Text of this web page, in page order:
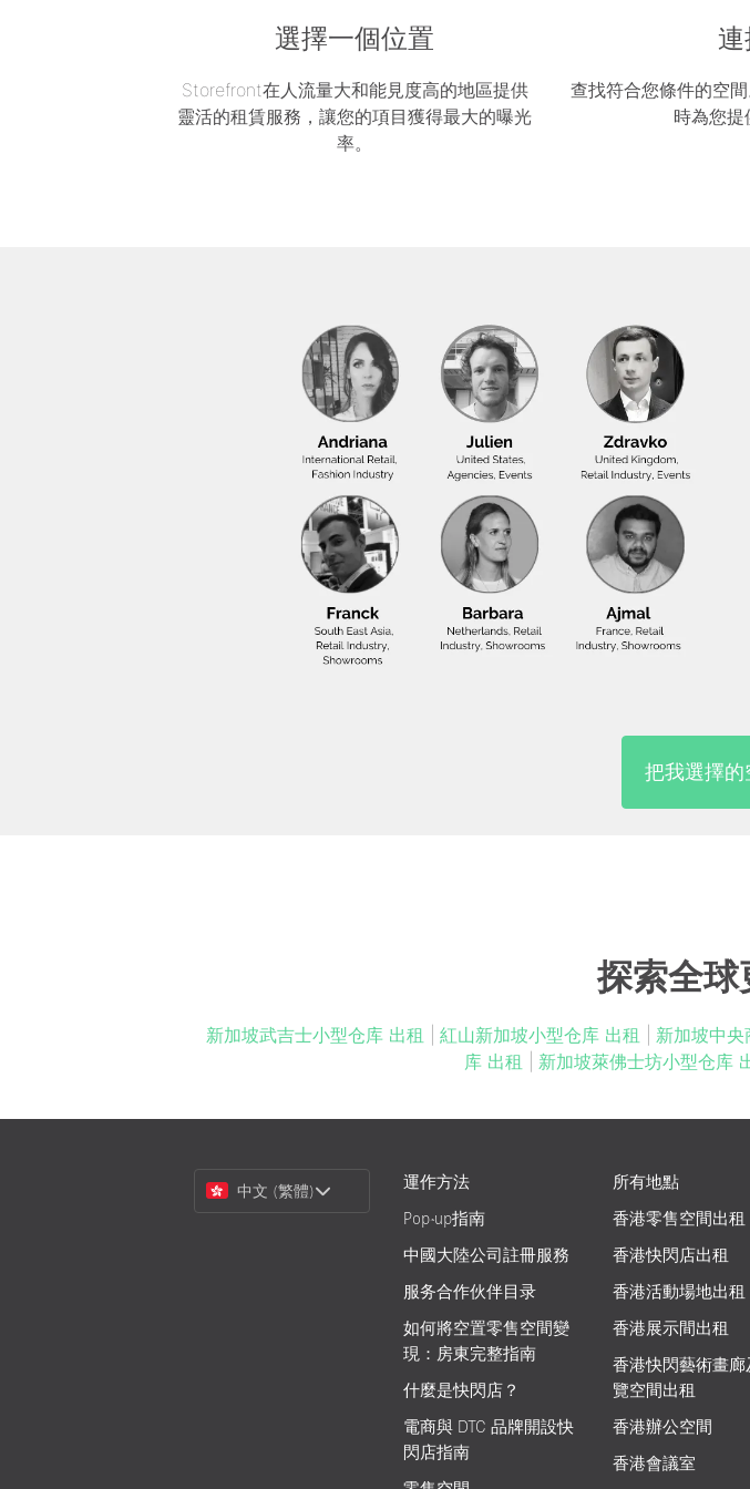
選擇一個位置
Storefront在人流量大和能見度高的地區提供
靈活的租賃服務，讓您的項目獲得最大的曝光
率。
查找符合您條件的空
時為您提
把我選擇
探索全球
新加坡武吉士小型仓库 出租 紅山新加坡小型仓库 出租 新加坡中
库 出租
新加坡萊佛士坊小型仓库
Choose
中文 (繁體)
運作方法
Pop-up指南
中國大陸公司註冊服務
服务合作伙伴目录
如何將空置零售空間變
現：房東完整指南
什麼是快閃店？
電商與 DTC 品牌開設快
閃店指南
所有地點
香港零售空間出租
香港快閃店出租
香港活動場地出租
香港展示間出租
香港快閃藝術畫廊
覽空間出租
香港辦公空間
香港會議室